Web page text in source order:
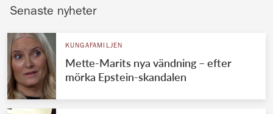
Senaste nyheter
KUNGAFAMILJEN
Mette-Marits nya vändning – efter
mörka Epstein-skandalen